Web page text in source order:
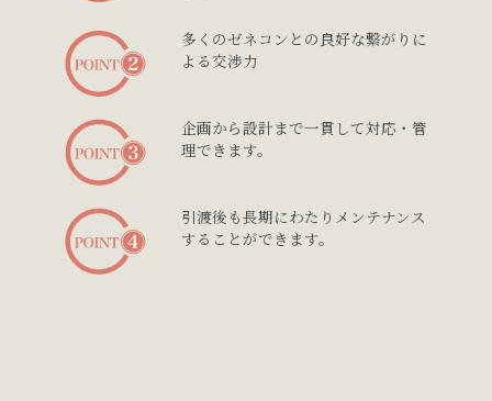
多くのゼネコンとの良好な繋がりに
よる交渉力
企画から設計まで一貫して対応・管
理できます。
引渡後も長期にわたりメンテナンス
することができます。